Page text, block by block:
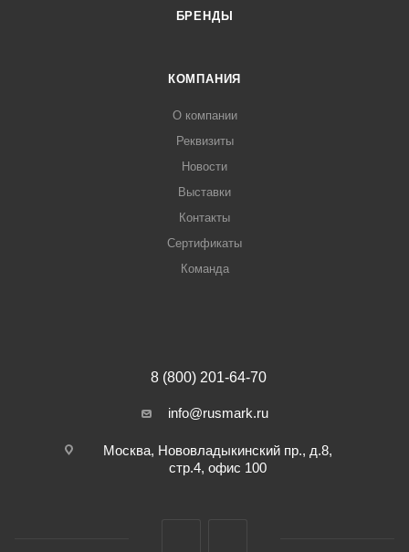
БРЕНДЫ
КОМПАНИЯ
О компании
Реквизиты
Новости
Выставки
Контакты
Сертификаты
Команда
8 (800) 201-64-70
info@rusmark.ru
Москва, Нововладыкинский пр., д.8,
стр.4, офис 100